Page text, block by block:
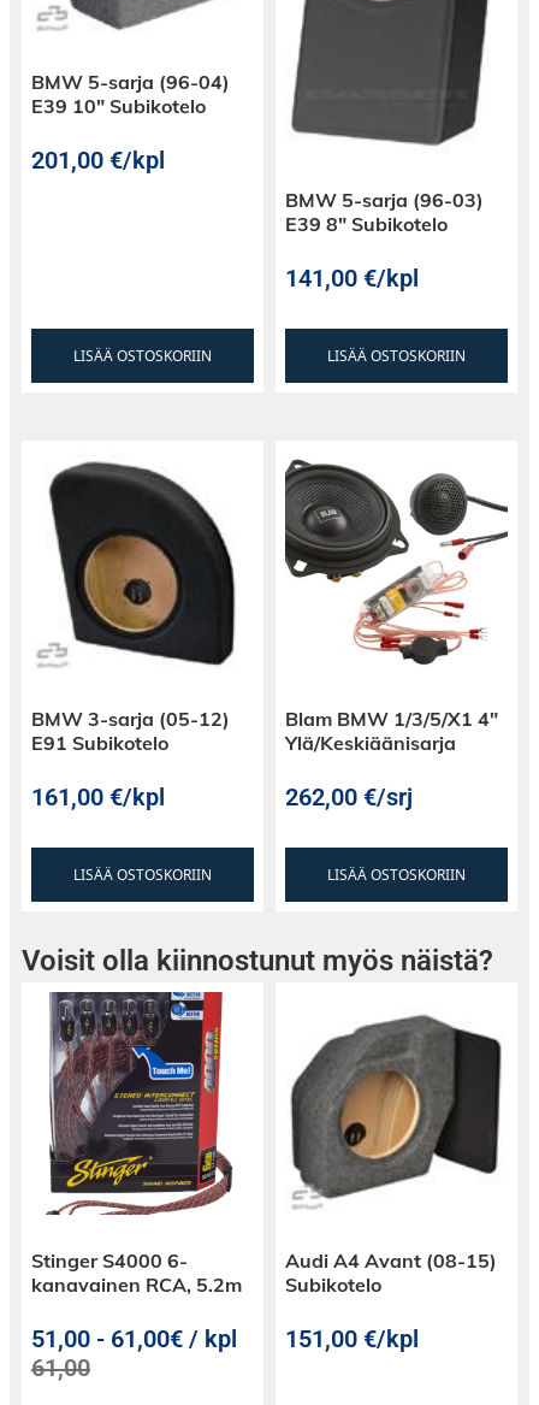
laatikot on verhoiltu todella hyvin kulutusta
kestävällä huovalla, jonka ansiosta
subbarikotelot näyttävät uusilta vielä
vuosienkin käytön jälkeen.
BMW 5-sarja (96-04)
E39 10″ Subikotelo
201,00€/kpl
LISÄÄ OSTOSKORIIN
BMW 5-sarja (96-03)
E39 8″ Subikotelo
141,00€/kpl
LISÄÄ OSTOSKORIIN
BMW 3-sarja (05-12)
E91 Subikotelo
161,00€/kpl
LISÄÄ OSTOSKORIIN
Blam BMW 1/3/5/X1 4″
Ylä/Keskiäänisarja
262,00€/srj
LISÄÄ OSTOSKORIIN
Voisit olla kiinnostunut myös näistä?
Stinger S4000 6-
kanavainen RCA, 5.2m
51,00 - 61,00€ / kpl
61,00
Audi A4 Avant (08-15)
Subikotelo
151,00€/kpl